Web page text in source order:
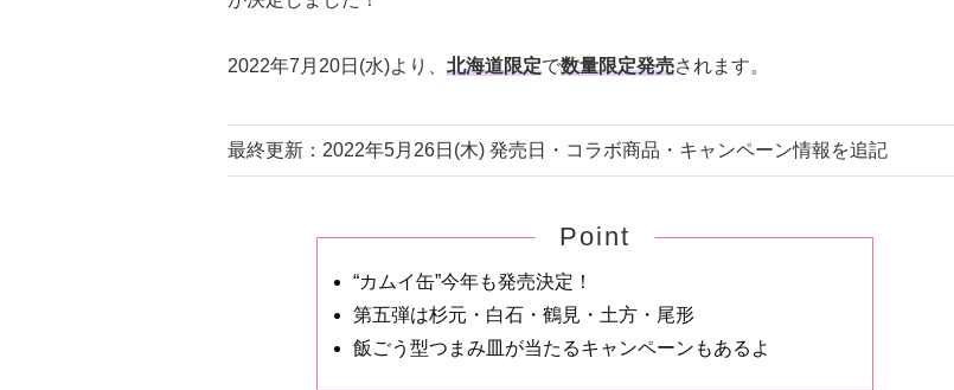
2022年7月20日(水)より、 北海道限定で数量限定発売されます。
最終更新：2022年5月26日(木) 発売日・コラボ商品・キャンペーン情報を追記
Point
“カムイ缶”今年も発売決定！
第五弾は杉元・白石・鶴見・土方・尾形
飯ごう型つまみ皿が当たるキャンペーンもあるよ